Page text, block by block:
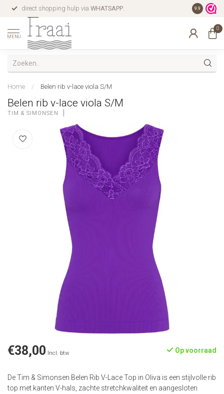
direct shopping hulp via WHATSAPP. gratis
9.9
MENU
0
Home / Belen rib v-lace viola S/M
Belen rib v-lace viola S/M
TIM & SIMONSEN
€38,00 Incl. btw Op voorraad
De Tim & Simonsen Belen Rib V-Lace Top in Oliva is een stijlvolle rib
top met kanten V-hals, zachte stretchkwaliteit en aangesloten